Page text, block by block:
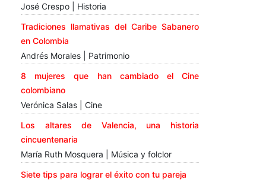
José Crespo | Historia
Tradiciones llamativas del Caribe Sabanero
en Colombia
Andrés Morales | Patrimonio
8 mujeres que han cambiado el Cine
colombiano
Verónica Salas | Cine
Los altares de Valencia, una historia
cincuentenaria
María Ruth Mosquera | Música y folclor
Siete tips para lograr el éxito con tu pareja